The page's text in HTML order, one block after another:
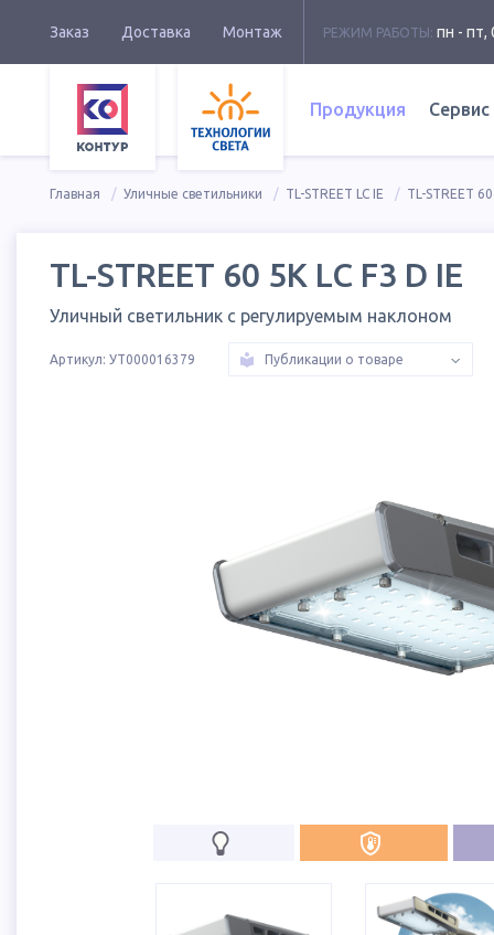
Заказ Доставка Монтаж РЕЖИМ РАБОТЫ: пн - пт,
Продукция Сервис
Главная Уличные светильники TL-STREET LC IE TL-STREET
TL-STREET 60 5K LC F3 D IE
Уличный светильник с регулируемым наклоном
Артикул: УТ000016379 Публикации о товаре